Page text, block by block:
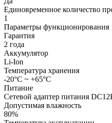
Единовременное количество
1
Параметры функционирования
Гарантия
2 года
Аккумулятор
Li-Ion
Температура хранения
-20°С ~ +65°С
Питание
Сетевой адаптер питания
Допустимая влажность
80%